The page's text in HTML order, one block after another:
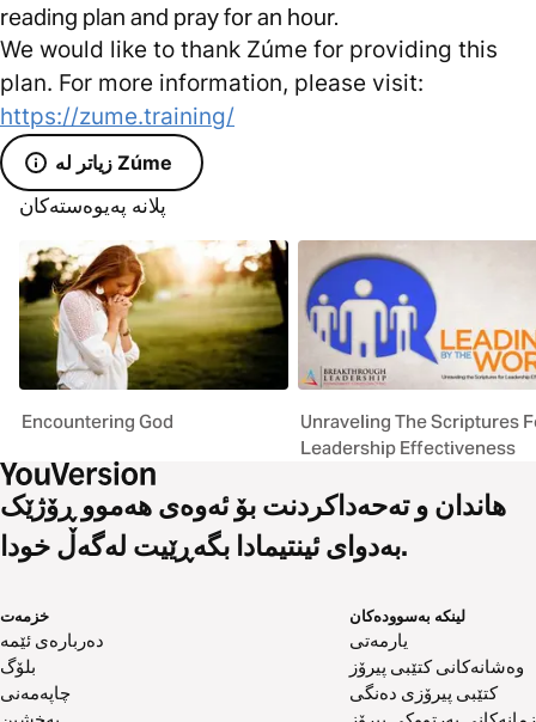
reading plan and pray for an hour.
We would like to thank Zúme for providing this
plan. For more information, please visit:
https://zume.training/
زیاتر لە Zúme
پلانە پەیوەستەکان
Encountering God
Unraveling The Scriptures
Leadership Effectiveness
هاندان و تەحەداکردنت بۆ ئەوەی هەموو ڕۆژێک
بەدوای ئینتیمادا بگەڕێیت لەگەڵ خودا.
خزمەت
دەربارەی ئێمە
بلۆگ
چاپەمەنی
لینکە بەسوودەکان
یارمەتی
وەشانەکانی کتێبی پیرۆز
کتێبی پیرۆزی دەنگی